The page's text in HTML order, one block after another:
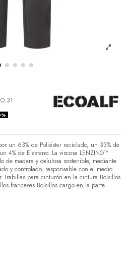
un 63% de Poliéster reciclado, un 33% de
4% de Elastano. La viscosa LENZING™
de madera y celulosa sostenible, mediante
y controlado, responsable con el medio
Trabillas para cinturón en la cintura Bolsillos
franceses Bolsillos cargo en la parte